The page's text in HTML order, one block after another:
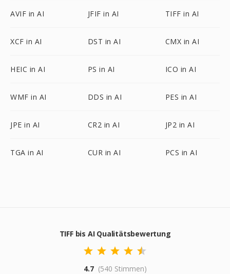
AVIF in AI JFIF in AI TIFF in AI
XCF in AI DST in AI CMX in AI
HEIC in AI PS in AI ICO in AI
WMF in AI DDS in AI PES in AI
JPE in AI CR2 in AI JP2 in AI
TGA in AI CUR in AI PCS in AI
TIFF bis AI Qualitätsbewertung
4.7 (540 Stimmen)